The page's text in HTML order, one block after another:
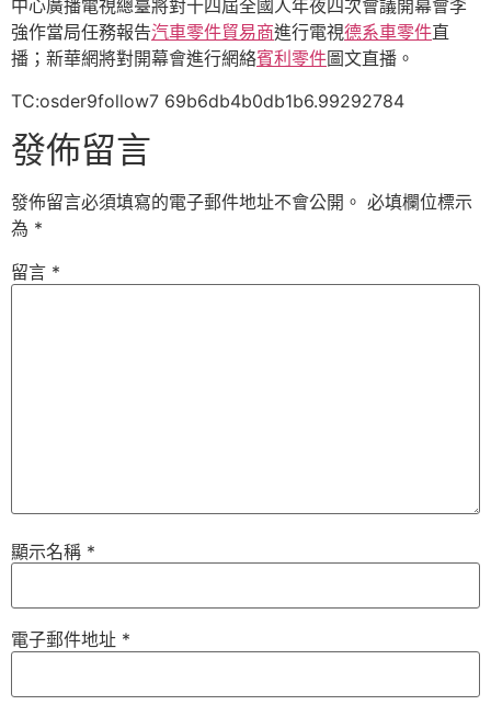
中心廣播電視總臺將對十四屆全國人年夜四次會議開幕會李
強作當局任務報告汽車零件貿易商進行電視德系車零件直
播；新華網將對開幕會進行網絡賓利零件圖文直播。
TC:osder9follow7 69b6db4b0db1b6.99292784
發佈留言
發佈留言必須填寫的電子郵件地址不會公開。 必填欄位標示
為 *
留言 *
顯示名稱 *
電子郵件地址 *